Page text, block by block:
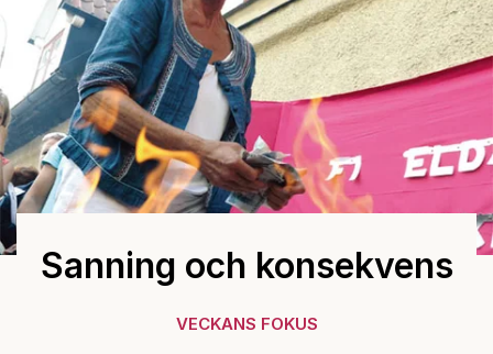
Sanning och konsekvens
VECKANS FOKUS